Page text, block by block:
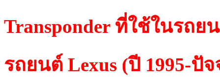
Transponder ที่ใช้ในรถย
รถยนต์ Lexus (ปี 1995-ปั